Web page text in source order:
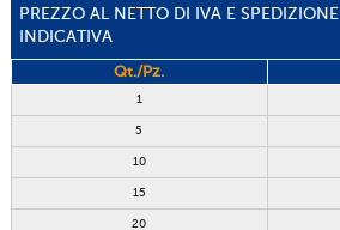
PREZZO AL NETTO DI IVA E SPEDIZIONE
INDICATIVA
Qt./Pz.
1
5
10
15
20